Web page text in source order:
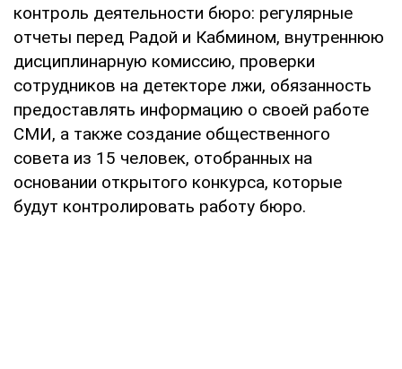
контроль деятельности бюро: регулярные
отчеты перед Радой и Кабмином, внутреннюю
дисциплинарную комиссию, проверки
сотрудников на детекторе лжи, обязанность
предоставлять информацию о своей работе
СМИ, а также создание общественного
совета из 15 человек, отобранных на
основании открытого конкурса, которые
будут контролировать работу бюро.